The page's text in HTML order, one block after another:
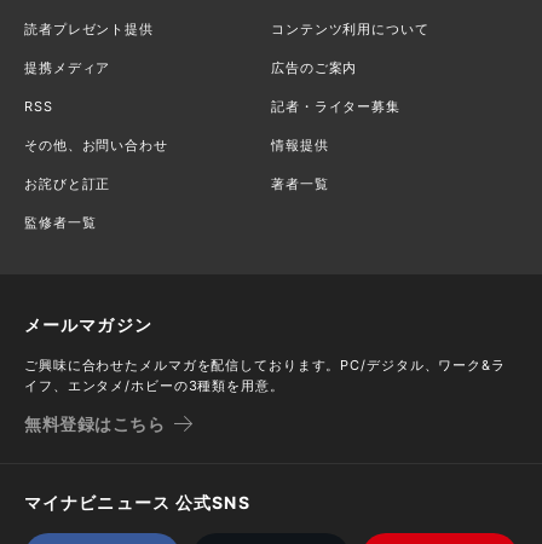
読者プレゼント提供 コンテンツ利用について
提携メディア 広告のご案内
RSS 記者・ライター募集
その他、お問い合わせ 情報提供
お詫びと訂正 著者一覧
監修者一覧
メールマガジン
ご興味に合わせたメルマガを配信しております。PC/デジタル、ワーク&ラ
イフ、エンタメ/ホビーの3種類を用意。
無料登録はこちら
マイナビニュース 公式SNS